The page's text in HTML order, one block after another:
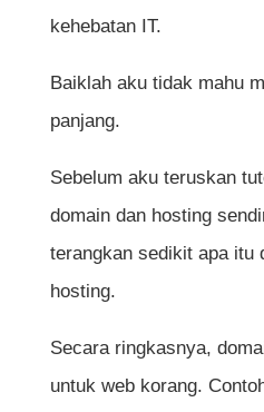
kehebatan IT.
Baiklah aku tidak mahu
panjang.
Sebelum aku teruskan
domain dan hosting
terangkan sedikit apa itu
hosting.
Secara ringkasnya,
untuk web korang.